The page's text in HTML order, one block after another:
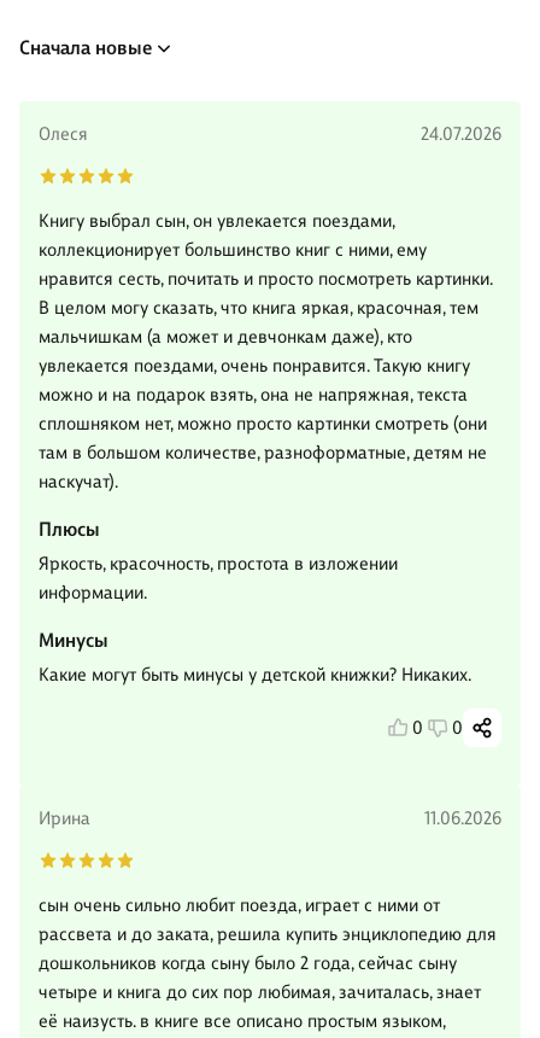
Сначала новые
Олеся 24.07.2026
Книгу выбрал сын, он увлекается поездами,
коллекционирует большинство книг с ними, ему
нравится сесть, почитать и просто посмотреть картинки.
В целом могу сказать, что книга яркая, красочная, тем
мальчишкам (а может и девчонкам даже), кто
увлекается поездами, очень понравится. Такую книгу
можно и на подарок взять, она не напряжная, текста
сплошняком нет, можно просто картинки смотреть (они
там в большом количестве, разноформатные, детям не
наскучат).
Плюсы
Яркость, красочность, простота в изложении
информации.
Минусы
Какие могут быть минусы у детской книжки? Никаких.
0 0
Ирина 11.06.2026
сын очень сильно любит поезда, играет с ними от
рассвета и до заката, решила купить энциклопедию для
дошкольников когда сыну было 2 года, сейчас сыну
четыре и книга до сих пор любимая, зачиталась, знает
её наизусть. в книге все описано простым языком,